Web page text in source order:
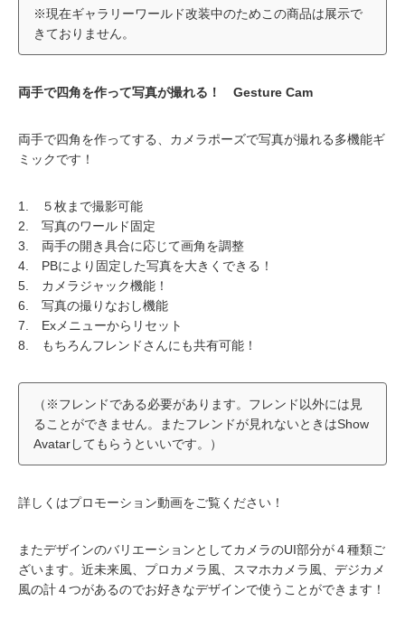
※現在ギャラリーワールド改装中のためこの商品は展示で
きておりません。
両手で四角を作って写真が撮れる！ Gesture Cam
両手で四角を作ってする、カメラポーズで写真が撮れる多機能ギ
ミックです！
1. ５枚まで撮影可能
2. 写真のワールド固定
3. 両手の開き具合に応じて画角を調整
4. PBにより固定した写真を大きくできる！
5. カメラジャック機能！
6. 写真の撮りなおし機能
7. Exメニューからリセット
8. もちろんフレンドさんにも共有可能！
（※フレンドである必要があります。フレンド以外には見
ることができません。またフレンドが見れないときはShow
Avatarしてもらうといいです。）
詳しくはプロモーション動画をご覧ください！
またデザインのバリエーションとしてカメラのUI部分が４種類ご
ざいます。近未来風、プロカメラ風、スマホカメラ風、デジカメ
風の計４つがあるのでお好きなデザインで使うことができます！